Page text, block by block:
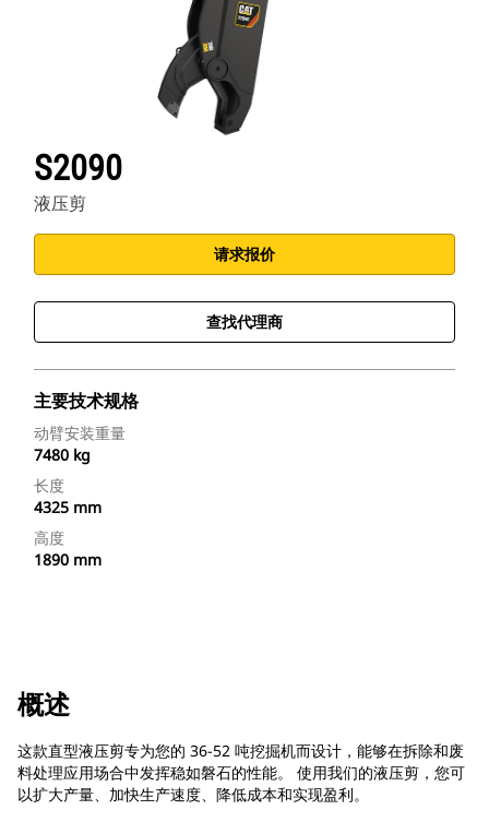
S2090
液压剪
请求报价
查找代理商
主要技术规格
动臂安装重量
7480 kg
长度
4325 mm
高度
1890 mm
概述
这款直型液压剪专为您的 36-52 吨挖掘机而设计，能够在拆除和废
料处理应用场合中发挥稳如磐石的性能。 使用我们的液压剪，您可
以扩大产量、加快生产速度、降低成本和实现盈利。